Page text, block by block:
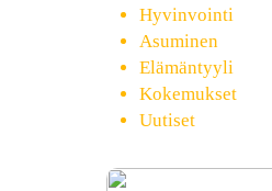
Hyvinvointi
Asuminen
Elämäntyyli
Kokemukset
Uutiset